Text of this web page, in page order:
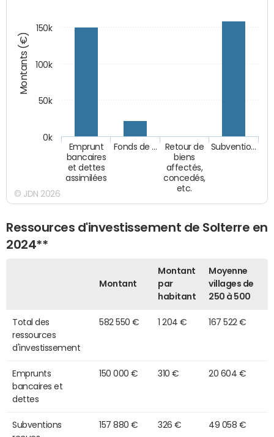
Montants (€)
Emprunt
bancaires
et dettes
assimilées
Fonds de …
Retour de
biens
affectés,
concedés,
etc.
Subventio…
0k
50k
100k
150k
© JDN 2026
Ressources d'investissement de Solterre en
2024**
Montant
Montant
par
habitant
Moyenne
villages de
250 à 500
Total des
ressources
d'investissement
582 550 € 1 204 € 167 522 €
Emprunts
bancaires et
dettes
150 000 € 310 € 20 604 €
Subventions
157 880 € 326 € 49 058 €